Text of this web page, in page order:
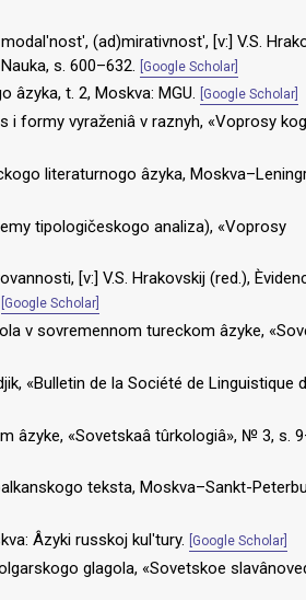
(ad)mirativnostʹ, [v:] V.S.
s. 600–632.
[Google Scholar]
âzyka, t. 2, Moskva: MGU. [Google Scholar]
i formy vyraženiâ v raznyh, «Voprosy
literaturnogo âzyka,
tipologičeskogo analiza), «Voprosy
[v:] V.S. Hrakovskij (red.),
[Google Scholar]
v sovremennom tureckom âzyke,
«Bulletin de la Société de Linguistique
âzyke, «Sovetskaâ tûrkologiâ», № 3, s.
teksta, Moskva–Sankt-
Âzyki russkoj kulʹtury. [Google Scholar]
glagola, «Sovetskoe